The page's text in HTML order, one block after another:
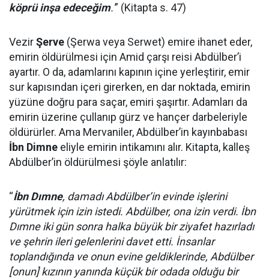
köprü inşa edeceğim.'” (Kitapta s. 47)
VezirŞerve (Şerwa veya Serwet) emire ihanet eder,
emirin öldürülmesi için Amid çarşı reisi Abdülber’i
ayartır. O da, adamlarını kapının içine yerleştirir, emir
sur kapısından içeri girerken, en dar noktada, emirin
yüzüne doğru para saçar, emiri şaşırtır. Adamları da
emirin üzerine çullanıp gürz ve hançer darbeleriyle
öldürürler. Ama Mervaniler, Abdülber’in kayınbabası
İbn Dimne eliyle emirin intikamını alır. Kitapta, kalleş
Abdülber’in öldürülmesi şöyle anlatılır:
“İbn Dımne, damadı Abdülber’in evinde işlerini
yürütmek için izin istedi. Abdülber, ona izin verdi. İbn
Dımne iki gün sonra halka büyük bir ziyafet hazırladı
ve şehrin ileri gelenlerini davet etti. İnsanlar
toplandığında ve onun evine geldiklerinde, Abdülber
[onun] kızının yanında küçük bir odada olduğu bir